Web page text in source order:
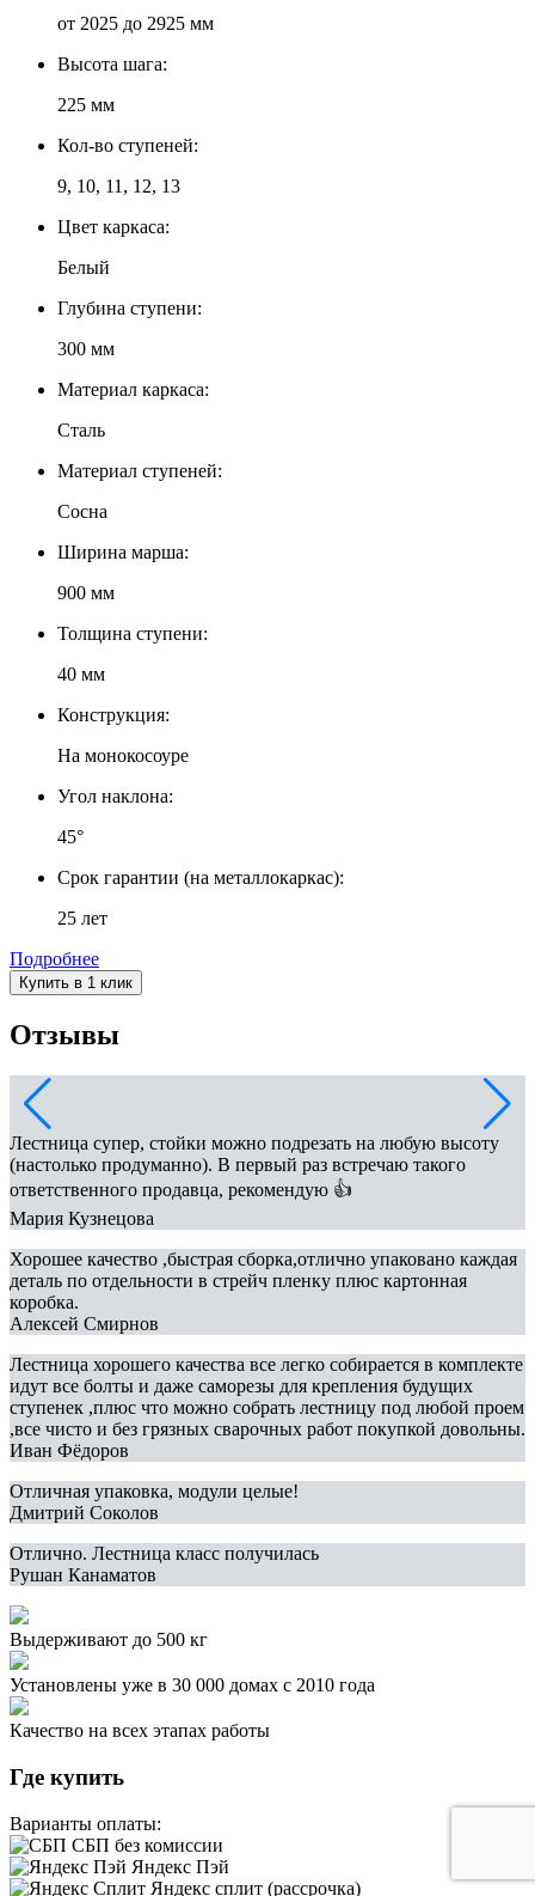
от 2025 до 2925 мм
Высота шага:
225 мм
Кол-во ступеней:
9, 10, 11, 12, 13
Цвет каркаса:
Белый
Глубина ступени:
300 мм
Материал каркаса:
Сталь
Материал ступеней:
Сосна
Ширина марша:
900 мм
Толщина ступени:
40 мм
Конструкция:
На монокосоуре
Угол наклона:
45°
Срок гарантии (на металлокаркас):
25 лет
Подробнее
Купить в 1 клик
Отзывы
Лестница супер, стойки можно подрезать на любую высоту
(настолько продуманно). В первый раз встречаю такого
ответственного продавца, рекомендую 👍
Мария Кузнецова
Хорошее качество ,быстрая сборка,отлично упаковано каждая
деталь по отдельности в стрейч пленку плюс картонная
коробка.
Алексей Смирнов
Лестница хорошего качества все легко собирается в комплекте
идут все болты и даже саморезы для крепления будущих
ступенек ,плюс что можно собрать лестницу под любой проем
,все чисто и без грязных сварочных работ покупкой довольны.
Иван Фёдоров
Отличная упаковка, модули целые!
Дмитрий Соколов
Отлично. Лестница класс получилась
Рушан Канаматов
Выдерживают до 500 кг
Установлены уже в 30 000 домах с 2010 года
Качество на всех этапах работы
Где купить
Варианты оплаты:
СБП без комиссии
Яндекс Пэй
Яндекс сплит (рассрочка)